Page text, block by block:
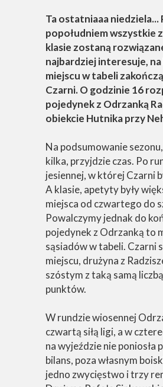
Ta ostatniaaa niedziela...
popołudniem wszystkie
klasie zostaną
najbardziej interesuje,
miejscu w tabeli
Czarni. O godzinie 16
pojedynek z Odrzanką
obiekcie Hutnika przy
Na podsumowanie
kilka, przyjdzie czas. Po
jesiennej, w której Czarni
A klasie, apetyty były
miejsca od czwartego do
Powalczymy jednak do
pojedynek z Odrzanką to
sąsiadów w tabeli. Czarni
miejscu, drużyna z
szóstym z taką samą
punktów.
W rundzie wiosennej
czwartą siłą ligi, a w
na wyjeździe nie poniosła
bilans, poza własnym
jedno zwycięstwo i trzy